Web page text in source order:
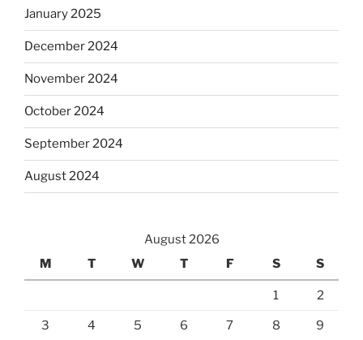
January 2025
December 2024
November 2024
October 2024
September 2024
August 2024
August 2026
M
T W T F S S
1 2
3 4 5 6 7 8 9